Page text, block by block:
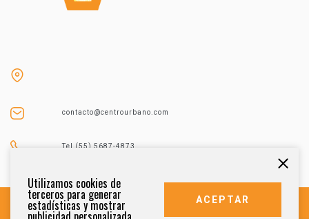
contacto@centrourbano.com
Tel (55) 5687-4873
Utilizamos cookies de
terceros para generar
estadísticas y mostrar ACEPTAR